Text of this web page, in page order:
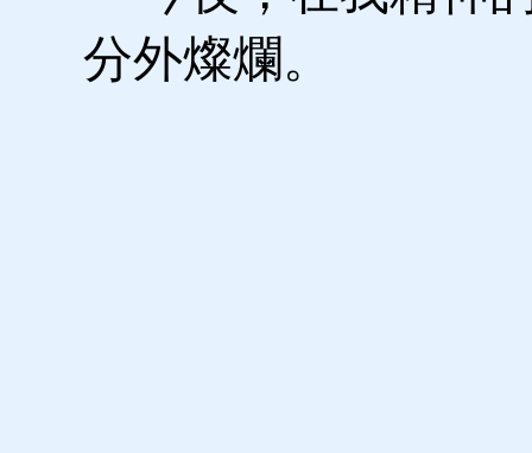
分外燦爛。